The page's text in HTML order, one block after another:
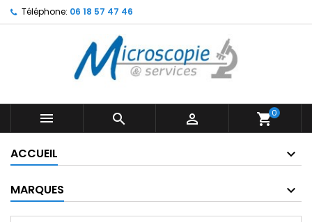
Téléphone: 06 18 57 47 46
   shopping_cart0
ACCUEIL
MARQUES